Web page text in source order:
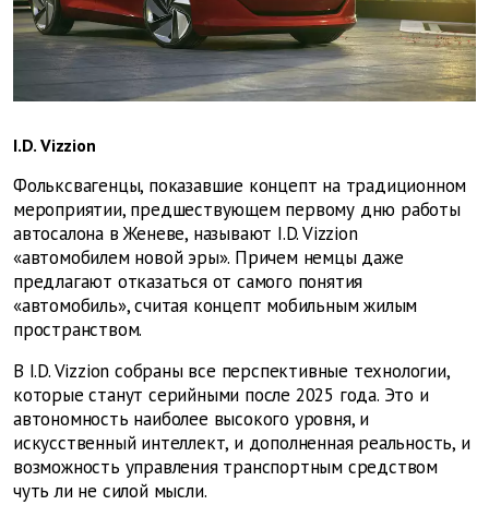
I.D. Vizzion
Фольксвагенцы, показавшие концепт на традиционном
мероприятии, предшествующем первому дню работы
автосалона в Женеве, называют I.D. Vizzion
«автомобилем новой эры». Причем немцы даже
предлагают отказаться от самого понятия
«автомобиль», считая концепт мобильным жилым
пространством.
В I.D. Vizzion собраны все перспективные технологии,
которые станут серийными после 2025 года. Это и
автономность наиболее высокого уровня, и
искусственный интеллект, и дополненная реальность, и
возможность управления транспортным средством
чуть ли не силой мысли.